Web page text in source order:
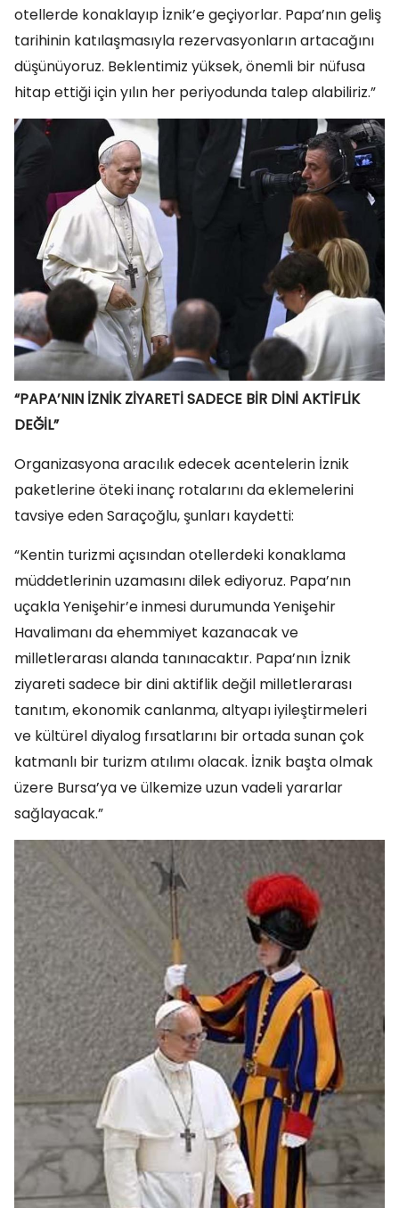
otellerde konaklayıp İznik’e geçiyorlar. Papa’nın geliş
tarihinin katılaşmasıyla rezervasyonların artacağını
düşünüyoruz. Beklentimiz yüksek, önemli bir nüfusa
hitap ettiği için yılın her periyodunda talep alabiliriz.”
“PAPA’NIN İZNİK ZİYARETİ SADECE BİR DİNİ AKTİFLİK
DEĞİL”
Organizasyona aracılık edecek acentelerin İznik
paketlerine öteki inanç rotalarını da eklemelerini
tavsiye eden Saraçoğlu, şunları kaydetti:
“Kentin turizmi açısından otellerdeki konaklama
müddetlerinin uzamasını dilek ediyoruz. Papa’nın
uçakla Yenişehir’e inmesi durumunda Yenişehir
Havalimanı da ehemmiyet kazanacak ve
milletlerarası alanda tanınacaktır. Papa’nın İznik
ziyareti sadece bir dini aktiflik değil milletlerarası
tanıtım, ekonomik canlanma, altyapı iyileştirmeleri
ve kültürel diyalog fırsatlarını bir ortada sunan çok
katmanlı bir turizm atılımı olacak. İznik başta olmak
üzere Bursa’ya ve ülkemize uzun vadeli yararlar
sağlayacak.”